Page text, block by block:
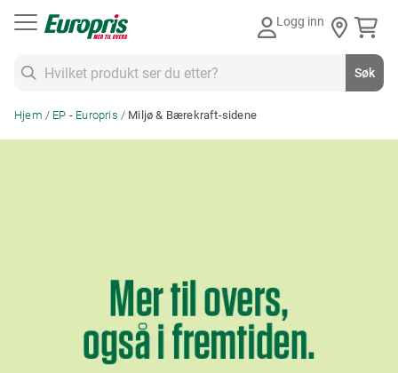
Logg inn
Søk
Hjem EP - Europris Miljø & Bærekraft-sidene